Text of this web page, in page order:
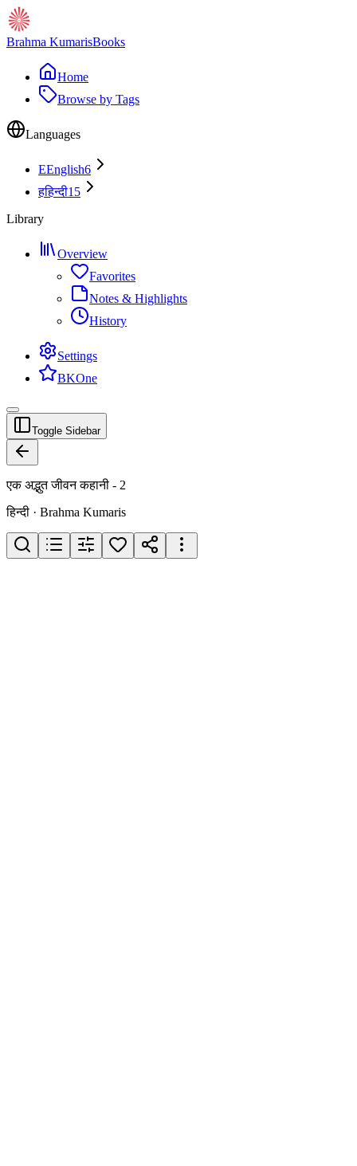
Brahma KumarisBooks
Home
Browse by Tags
Languages
EEnglish6
हहिन्दी15
Library
Overview
Favorites
Notes & Highlights
History
Settings
BKOne
Toggle Sidebar
एक अद्भुत जीवन कहानी - 2
हिन्दी · Brahma Kumaris